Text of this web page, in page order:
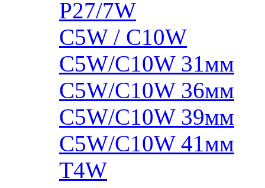
P27/7W
C5W / C10W
C5W/C10W 31мм
C5W/C10W 36мм
C5W/C10W 39мм
C5W/C10W 41мм
T4W